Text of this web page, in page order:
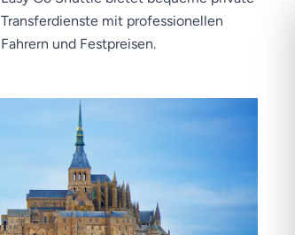
Transferdienste mit professionellen
Fahrern und Festpreisen.